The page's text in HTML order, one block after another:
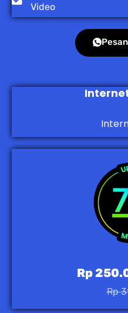
Video
Rp
Rp